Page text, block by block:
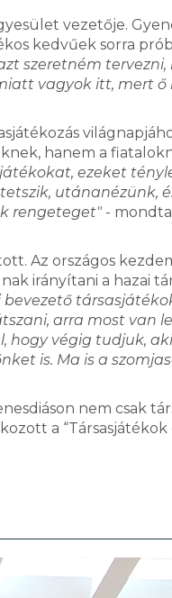
vezetője.
kedvűek sorra
szeretném tervezni,
vagyok itt, mert ő
hanem a
ezeket
utánanézünk,
rengeteget"- mondta
Az országos
irányítani a hazai
bevezető
arra most van
hogy végig tudjuk,
is. Ma is a
nem csak
a “Társasjátékok